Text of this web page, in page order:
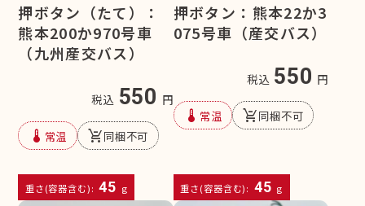
押ボタン（たて）：
熊本200か970号車
（九州産交バス）
税込 550 円
device_thermostat 常温 remove_shopping_cart同梱不可
重さ(容器含む): 45 g
押ボタン：熊本22か3
075号車（産交バス）
税込 550 円
device_thermostat 常温 remove_shopping_cart同梱不可
重さ(容器含む): 45 g